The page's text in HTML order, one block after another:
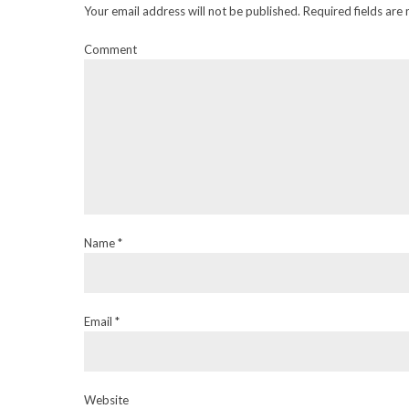
Your email address will not be published. Required fields are
Comment
Name *
Email *
Website